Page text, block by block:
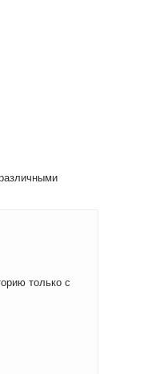
только с